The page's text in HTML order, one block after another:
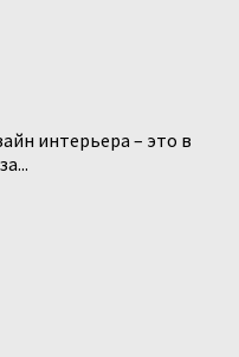
интерьера – это в